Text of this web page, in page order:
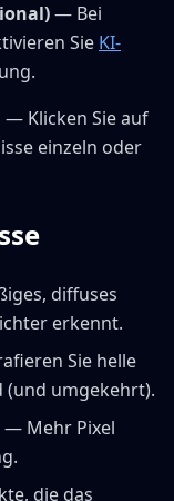
— Bei
Sie KI-
— Klicken Sie auf
einzeln oder
diffuses
erkennt.
Sie helle
umgekehrt).
— Mehr Pixel
die das